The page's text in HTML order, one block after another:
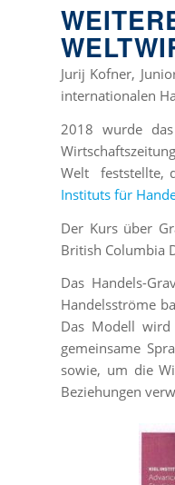
Jurij Kofner,
internationalen
2018 wurde
Welt feststellte,
Instituts für
Der Kurs über
British Columbia
Das Handels-
Handelsströme
Das Modell wird
gemeinsame
sowie, um die
Beziehungen